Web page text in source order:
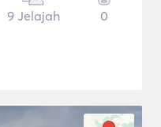
9 Jelajah 0